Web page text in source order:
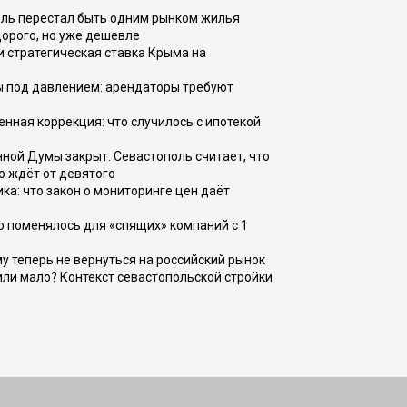
перестал быть одним рынком жилья
но уже дешевле
стратегическая ставка Крыма на
под давлением: арендаторы требуют
коррекция: что случилось с ипотекой
Думы закрыт. Севастополь считает, что
ждёт от девятого
что закон о мониторинге цен даёт
для «спящих» компаний с 1
теперь не вернуться на российский рынок
мало? Контекст севастопольской стройки